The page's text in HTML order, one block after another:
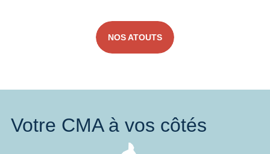
NOS ATOUTS
Votre CMA à vos côtés